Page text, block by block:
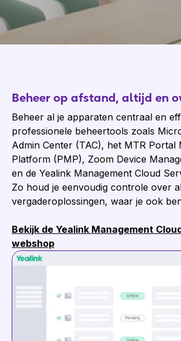
Beheer op afstand, altijd en
Beheer al je apparaten centraal en
professionele beheertools zoals
Admin Center (TAC), het MTR Portal
Platform (PMP), Zoom Device
en de Yealink Management Cloud
Zo houd je eenvoudig controle over
vergaderoplossingen, waar je ook
Bekijk de Yealink Management
webshop